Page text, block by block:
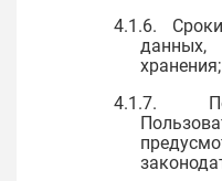
4.1.6.
хранения;
4.1.7.